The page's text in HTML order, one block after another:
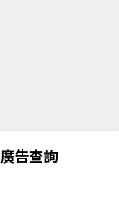
廣告查詢